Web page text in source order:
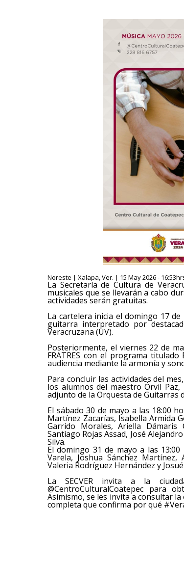
Noreste | Xalapa, Ver. | 15 May 2026 -
La Secretaría de Cultura de
musicales que se llevarán a cabo
actividades serán gratuitas.
La cartelera inicia el domingo 17
guitarra interpretado por
Veracruzana (UV).
Posteriormente, el viernes 22 de
FRATRES con el programa
audiencia mediante la armonía y
Para concluir las actividades del
los alumnos del maestro Órvil
adjunto de la Orquesta de Guitarras
El sábado 30 de mayo a las 18:00
Martínez Zacarías, Isabella Armida
Garrido Morales, Ariella Dámaris
Santiago Rojas Assad, José
Silva.
El domingo 31 de mayo a las
Varela, Joshua Sánchez
Valeria Rodríguez Hernández y
La SECVER invita a la
@CentroCulturalCoatepec para
Asimismo, se les invita a consultar
completa que confirma por qué